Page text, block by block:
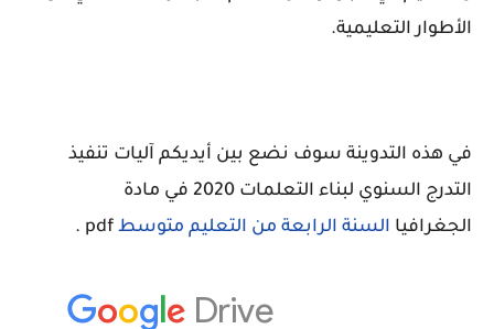
الأطوار التعليمية.
في هذه التدوينة سوف نضع بين أيديكم آليات تنفيذ
التدرج السنوي لبناء التعلمات 2020 في مادة
الجغرافيا السنة الرابعة من التعليم متوسط